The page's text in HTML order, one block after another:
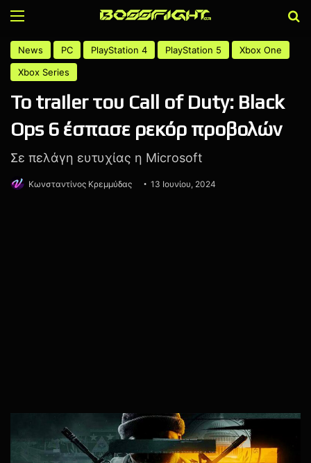
Menu
News PC PlayStation 4 PlayStation 5
Xbox One
Xbox Series
Το trailer του Call of Duty: Black
Ops 6 έσπασε ρεκόρ προβολών
Σε πελάγη ευτυχίας η Microsoft
Κωνσταντίνος Κρεμμύδας 13 Ιουνίου, 2024